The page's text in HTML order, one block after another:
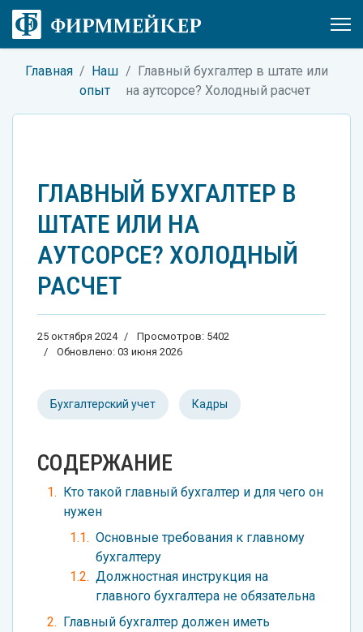
Главная
Наш
опыт
Главный бухгалтер в штате или
на аутсорсе? Холодный расчет
ГЛАВНЫЙ БУХГАЛТЕР В
ШТАТЕ ИЛИ НА
АУТСОРСЕ? ХОЛОДНЫЙ
РАСЧЕТ
25 октября 2024
Просмотров: 5402
Обновлено: 03 июня 2026
Бухгалтерский учет Кадры
СОДЕРЖАНИЕ
Кто такой главный бухгалтер и для чего он
нужен
Основные требования к главному
бухгалтеру
Должностная инструкция на
главного бухгалтера не обязательна
Главный бухгалтер должен иметь